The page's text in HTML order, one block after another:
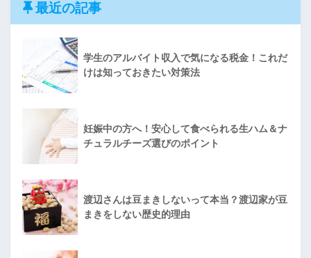
最近の記事
学生のアルバイト収入で気になる税金！これだ
けは知っておきたい対策法
妊娠中の方へ！安心して食べられる生ハム＆ナ
チュラルチーズ選びのポイント
渡辺さんは豆まきしないって本当？渡辺家が豆
まきをしない歴史的理由